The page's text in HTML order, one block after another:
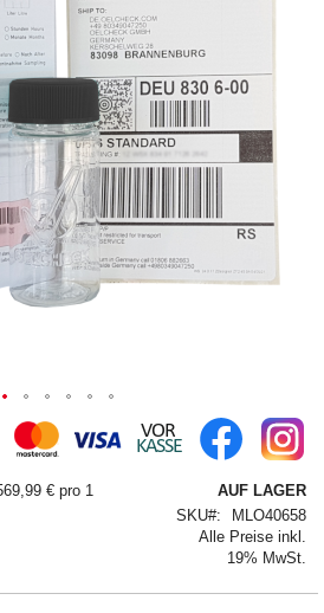
€ pro 1
AUF LAGER
SKU
MLO40658
Alle Preise inkl.
19% MwSt.